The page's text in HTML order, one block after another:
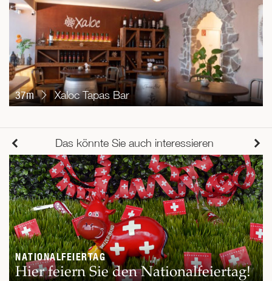
37m Xaloc Tapas Bar
Das könnte Sie auch interessieren
NATIONALFEIERTAG
Hier feiern Sie den Nationalfeiertag!